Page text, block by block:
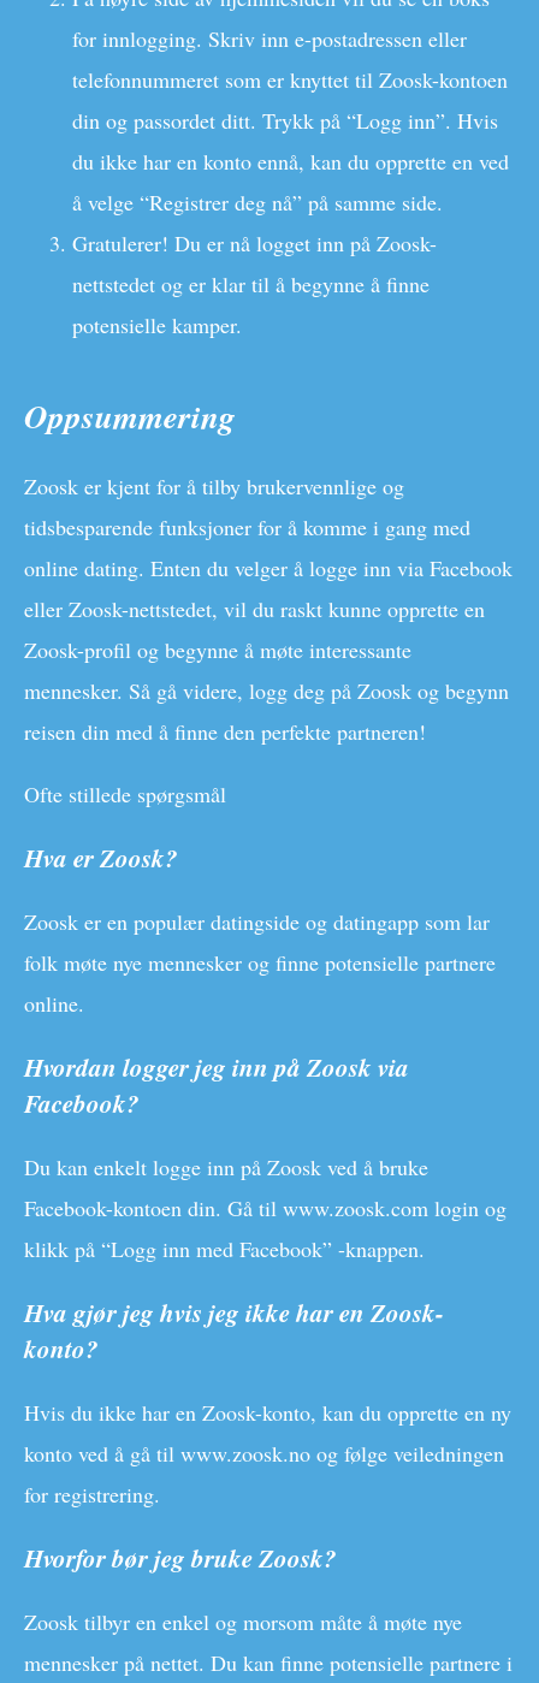
for innlogging. Skriv inn e-postadressen eller
telefonnummeret som er knyttet til Zoosk-kontoen
din og passordet ditt. Trykk på “Logg inn”. Hvis
du ikke har en konto ennå, kan du opprette en ved
å velge “Registrer deg nå” på samme side.
Gratulerer! Du er nå logget inn på Zoosk-
nettstedet og er klar til å begynne å finne
potensielle kamper.
Oppsummering
Zoosk er kjent for å tilby brukervennlige og
tidsbesparende funksjoner for å komme i gang med
online dating. Enten du velger å logge inn via Facebook
eller Zoosk-nettstedet, vil du raskt kunne opprette en
Zoosk-profil og begynne å møte interessante
mennesker. Så gå videre, logg deg på Zoosk og begynn
reisen din med å finne den perfekte partneren!
Ofte stillede spørgsmål
Hva er Zoosk?
Zoosk er en populær datingside og datingapp som lar
folk møte nye mennesker og finne potensielle partnere
online.
Hvordan logger jeg inn på Zoosk via
Facebook?
Du kan enkelt logge inn på Zoosk ved å bruke
Facebook-kontoen din. Gå til www.zoosk.com login og
klikk på “Logg inn med Facebook” -knappen.
Hva gjør jeg hvis jeg ikke har en Zoosk-
konto?
Hvis du ikke har en Zoosk-konto, kan du opprette en ny
konto ved å gå til www.zoosk.no og følge veiledningen
for registrering.
Hvorfor bør jeg bruke Zoosk?
Zoosk tilbyr en enkel og morsom måte å møte nye
mennesker på nettet. Du kan finne potensielle partnere i